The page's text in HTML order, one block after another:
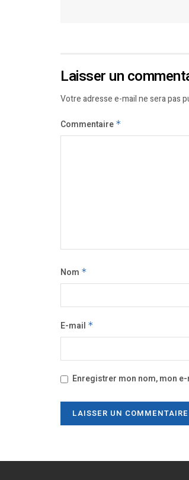
Laisser un
Votre adresse e-mail ne sera pas
Commentaire *
Nom *
E-mail *
Enregistrer mon nom, mon